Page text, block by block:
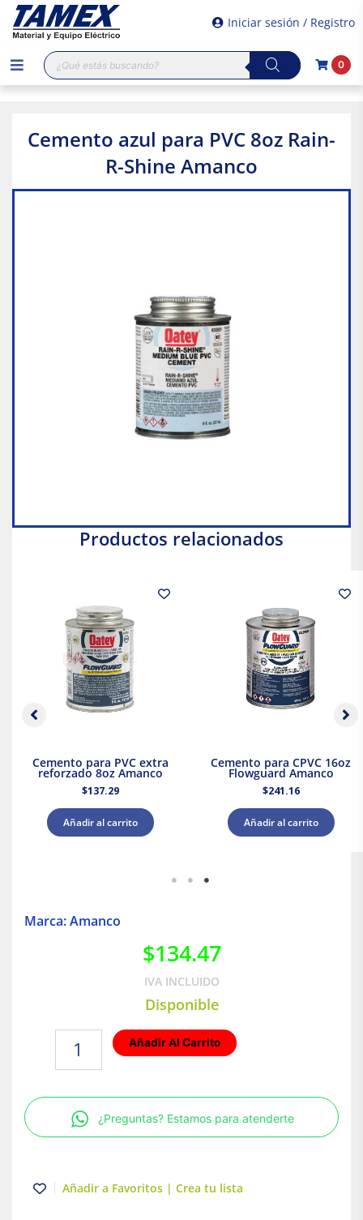
Iniciar sesión / Registro
Búsqueda
de
productos
0
Cemento azul para PVC 8oz Rain-
R-Shine Amanco
Productos relacionados
Cemento para PVC extra
reforzado 8oz Amanco
$137.29
Añadir al carrito
Cemento para CPVC 16oz
Flowguard Amanco
$241.16
Añadir al carrito
Marca: Amanco
$134.47
IVA INCLUIDO
Disponible
8oz
Rain-
R-
cantidad
Añadir Al Carrito
¿Preguntas? Estamos para atenderte
Añadir a Favoritos | Crea tu lista